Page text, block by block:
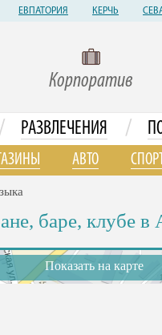
ЕВПАТОРИЯ КЕРЧЬ
Корпоратив
/ РАЗВЛЕЧЕНИЯ /
АВТО СПОРТ
баре, клубе в
Показать на карте